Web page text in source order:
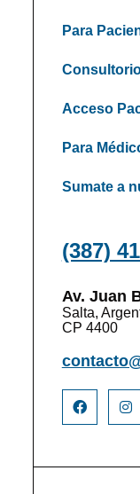
Para
Acceso
Para
Sumate a
(387)
Av. Juan
Salta,
CP 4400